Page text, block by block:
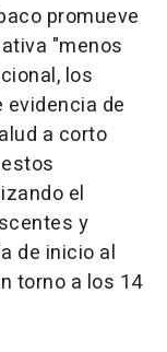
promueve
"menos
los
de
a corto
el
y
de inicio al
torno a los 14